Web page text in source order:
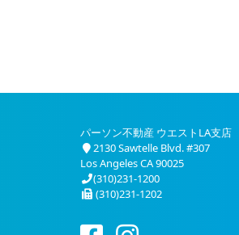
パーソン不動産 ウエストLA支店
2130 Sawtelle Blvd. #307
Los Angeles CA 90025
(310)231-1200
(310)231-1202